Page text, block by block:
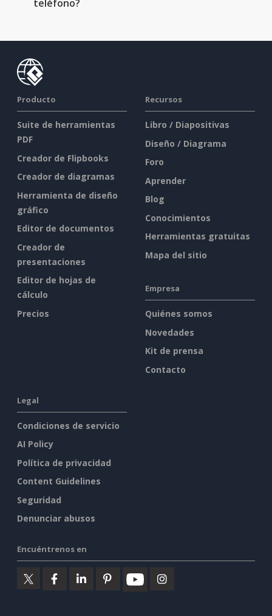
teléfono?
Producto
Suite de herramientas
PDF
Creador de Flipbooks
Creador de diagramas
Herramienta de diseño
gráfico
Editor de documentos
Creador de
presentaciones
Editor de hojas de
cálculo
Precios
Recursos
Libro / Diapositivas
Diseño / Diagrama
Foro
Aprender
Blog
Conocimientos
Herramientas gratuitas
Mapa del sitio
Empresa
Quiénes somos
Novedades
Kit de prensa
Contacto
Legal
Condiciones de servicio
AI Policy
Política de privacidad
Content Guidelines
Seguridad
Denunciar abusos
Encuéntrenos en